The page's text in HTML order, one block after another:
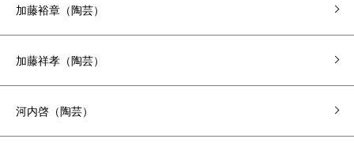
加藤裕章（陶芸）
加藤祥孝（陶芸）
河内啓（陶芸）